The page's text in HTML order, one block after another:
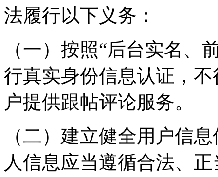
法履行以下义务：
（一）按照“后台实名、
行真实身份信息认证，
户提供跟帖评论服务。
（二）建立健全用户信
人信息应当遵循合法、